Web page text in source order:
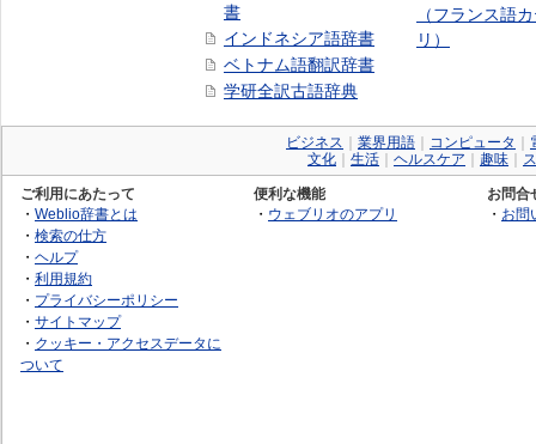
書
インドネシア語辞書
ベトナム語翻訳辞書
学研全訳古語辞典
（フランス語
リ）
ビジネス 業界用語 コンピュータ
文化
生活 ヘルスケア 趣味
ご利用にあたって
・ Weblio辞書とは
・ 検索の仕方
・ ヘルプ
・ 利用規約
・ プライバシーポリシー
・ サイトマップ
・ クッキー・アクセスデータに
ついて
便利な機能
・ ウェブリオのアプリ
お問合
・ お問